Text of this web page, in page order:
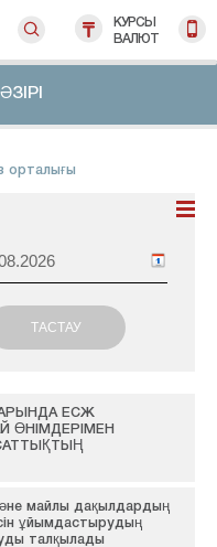
КУРСЫ
ВАЛЮТ
орталығы
ЕСЖ
ӨНІМДЕРІМЕН
майлы дақылдардың
ұйымдастырудың
талқылады